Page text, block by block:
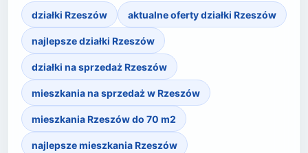
działki Rzeszów aktualne oferty działki Rzeszów
najlepsze działki Rzeszów
działki na sprzedaż Rzeszów
mieszkania na sprzedaż w Rzeszów
mieszkania Rzeszów do 70 m2
najlepsze mieszkania Rzeszów